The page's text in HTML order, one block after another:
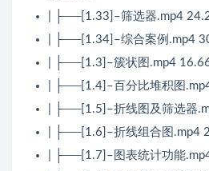
| ├──[1.33]–筛选器.mp4
| ├──[1.34]–综合案例.mp4
| ├──[1.3]–簇状图.mp4
| ├──[1.4]–百分比堆积图
| ├──[1.5]–折线图及筛选器
| ├──[1.6]–折线组合图.mp4
| ├──[1.7]–图表统计功能